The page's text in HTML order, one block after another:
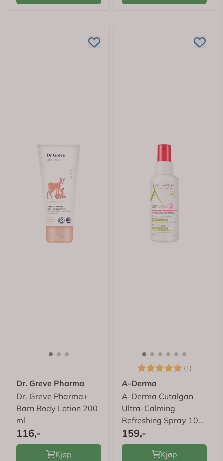
Dr. Greve Pharma
Dr. Greve Pharma+
Barn Body Lotion 200
ml
116,-
Kjøp
Karakter: (1)
A-Derma
A-Derma Cutalgan
Ultra-Calming
Refreshing Spray 100
ml
159,-
Kjøp